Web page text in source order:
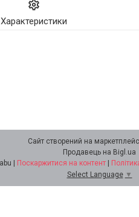
Характеристики
Сайт створений на
Продавець на Bigl.ua
Поскаржитися на контент
Select Language ▼